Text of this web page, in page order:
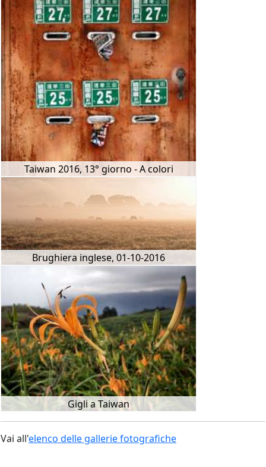
Taiwan 2016, 13° giorno - A colori
Brughiera inglese, 01-10-2016
Gigli a Taiwan
Vai all'elenco delle gallerie fotografiche